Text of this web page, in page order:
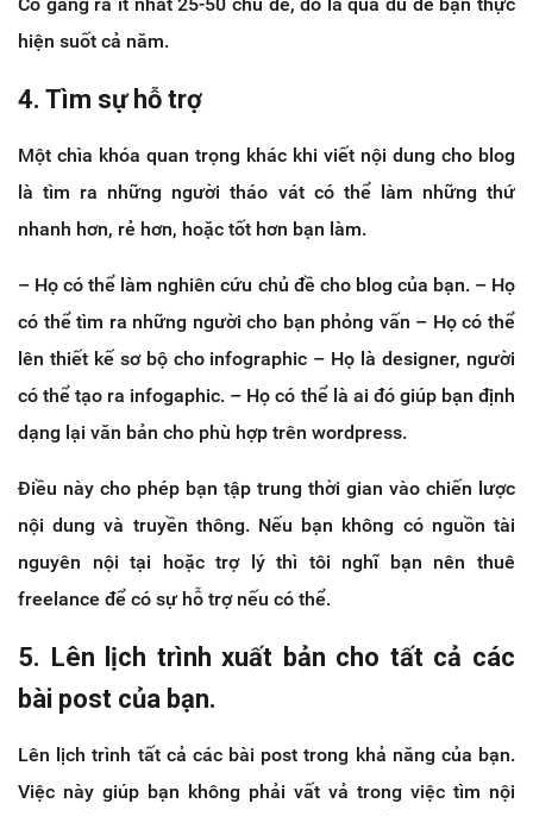
hiện suốt cả năm.
4. Tìm sự hỗ trợ
Một chìa khóa quan trọng khác khi viết nội dung cho blog
là tìm ra những người tháo vát có thể làm những thứ
nhanh hơn, rẻ hơn, hoặc tốt hơn bạn làm.
– Họ có thể làm nghiên cứu chủ đề cho blog của bạn. – Họ
có thể tìm ra những người cho bạn phỏng vấn – Họ có thể
lên thiết kế sơ bộ cho infographic – Họ là designer, người
có thể tạo ra infogaphic. – Họ có thể là ai đó giúp bạn định
dạng lại văn bản cho phù hợp trên wordpress.
Điều này cho phép bạn tập trung thời gian vào chiến lược
nội dung và truyền thông. Nếu bạn không có nguồn tài
nguyên nội tại hoặc trợ lý thì tôi nghĩ bạn nên thuê
freelance để có sự hỗ trợ nếu có thể.
5. Lên lịch trình xuất bản cho tất cả các
bài post của bạn.
Lên lịch trình tất cả các bài post trong khả năng của bạn.
Việc này giúp bạn không phải vất vả trong việc tìm nội